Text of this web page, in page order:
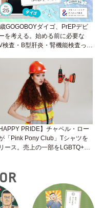
GOGOBOYダイゴ、PrEPデビ
を考える。始める前に必要な
検査・B型肝炎・腎機能検査っ
トーク～聞きにくいことは小堀先
に聞けばイイ！（Vol.25）
HAPPY PRIDE】チャペル・ロー
「Pink Pony Club」Tシャツを
ース。売上の一部をLGBTQ+＆